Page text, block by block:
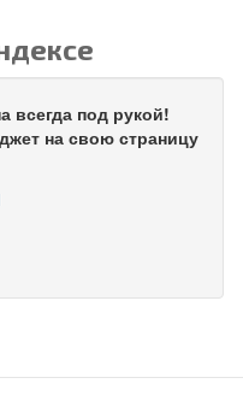
всегда под рукой!
на свою страницу